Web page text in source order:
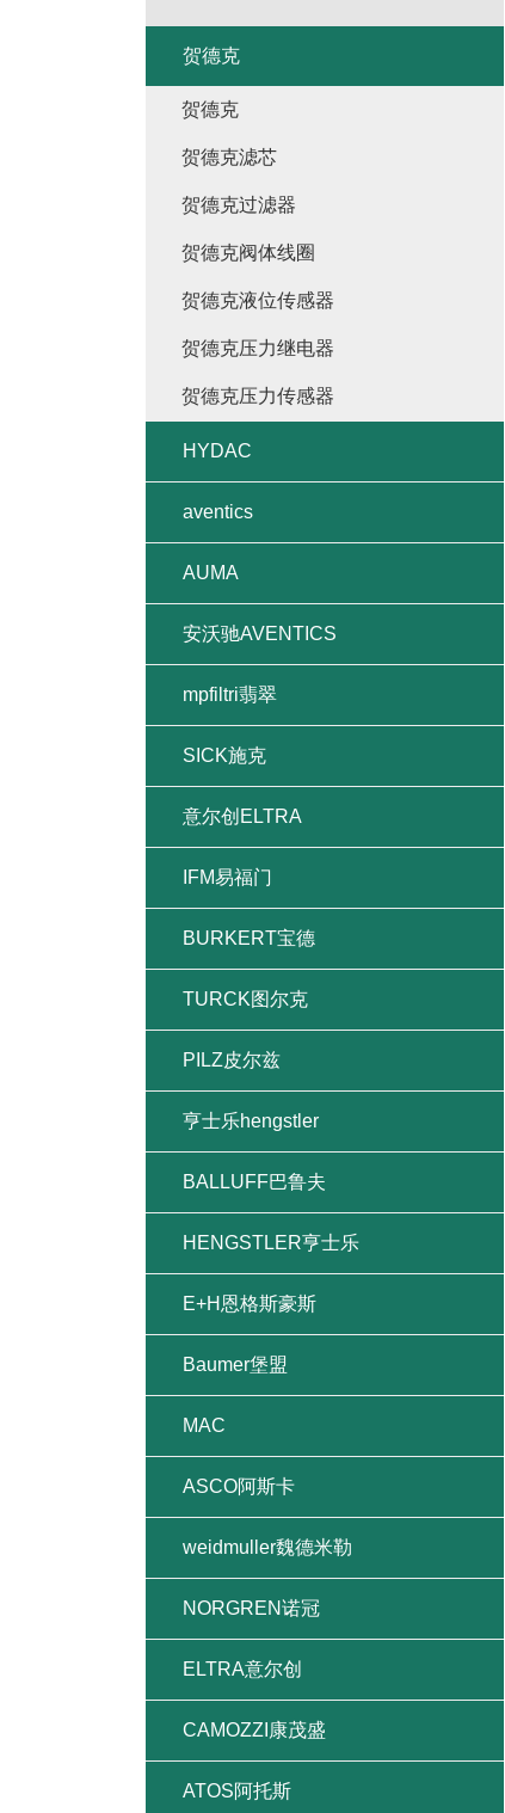
贺德克
贺德克
贺德克滤芯
贺德克过滤器
贺德克阀体线圈
贺德克液位传感器
贺德克压力继电器
贺德克压力传感器
HYDAC
aventics
AUMA
安沃驰AVENTICS
mpfiltri翡翠
SICK施克
意尔创ELTRA
IFM易福门
BURKERT宝德
TURCK图尔克
PILZ皮尔兹
亨士乐hengstler
BALLUFF巴鲁夫
HENGSTLER亨士乐
E+H恩格斯豪斯
Baumer堡盟
MAC
ASCO阿斯卡
weidmuller魏德米勒
NORGREN诺冠
ELTRA意尔创
CAMOZZI康茂盛
ATOS阿托斯